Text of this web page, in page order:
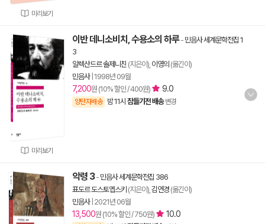
미리보기
미리보기
이반 데니소비치, 수용소의 하루- 민음사 세계문학전집 1
3
알렉산드르 솔제니친 (지은이), 이영의 (옮긴이)
민음사| 1998년 09월
7,200원 (10% 할인 / 400원) 9.0
양탄자배송 밤 11시 잠들기전 배송 변경
악령 3- 민음사 세계문학전집 386
표도르 도스토옙스키 (지은이), 김연경 (옮긴이)
민음사| 2021년 06월
13,500원 (10% 할인 / 750원) 10.0